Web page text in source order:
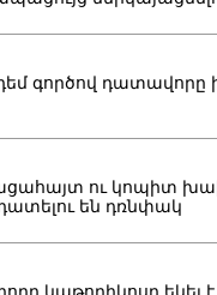
գործով դատավորը
ու կոպիտ
են դռնփակ